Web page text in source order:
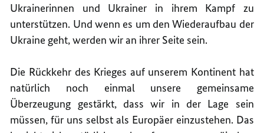
Ukrainerinnen und Ukrainer in ihrem Kampf zu
unterstützen. Und wenn es um den Wiederaufbau der
Ukraine geht, werden wir an ihrer Seite sein.
Die Rückkehr des Krieges auf unserem Kontinent hat
natürlich noch einmal unsere gemeinsame
Überzeugung gestärkt, dass wir in der Lage sein
müssen, für uns selbst als Europäer einzustehen. Das